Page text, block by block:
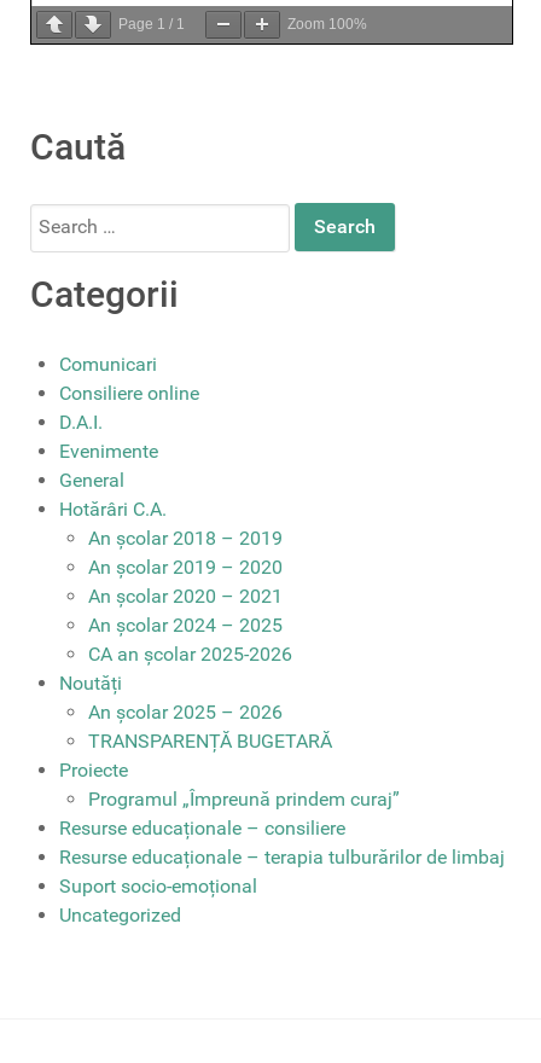
Page 1 / 1 Zoom 100%
Caută
Search
Categorii
Comunicari
Consiliere online
D.A.I.
Evenimente
General
Hotărâri C.A.
An școlar 2018 – 2019
An școlar 2019 – 2020
An școlar 2020 – 2021
An școlar 2024 – 2025
CA an școlar 2025-2026
Noutăți
An școlar 2025 – 2026
TRANSPARENȚĂ BUGETARĂ
Proiecte
Programul „Împreună prindem curaj”
Resurse educaționale – consiliere
Resurse educaționale – terapia tulburărilor de limbaj
Suport socio-emoțional
Uncategorized